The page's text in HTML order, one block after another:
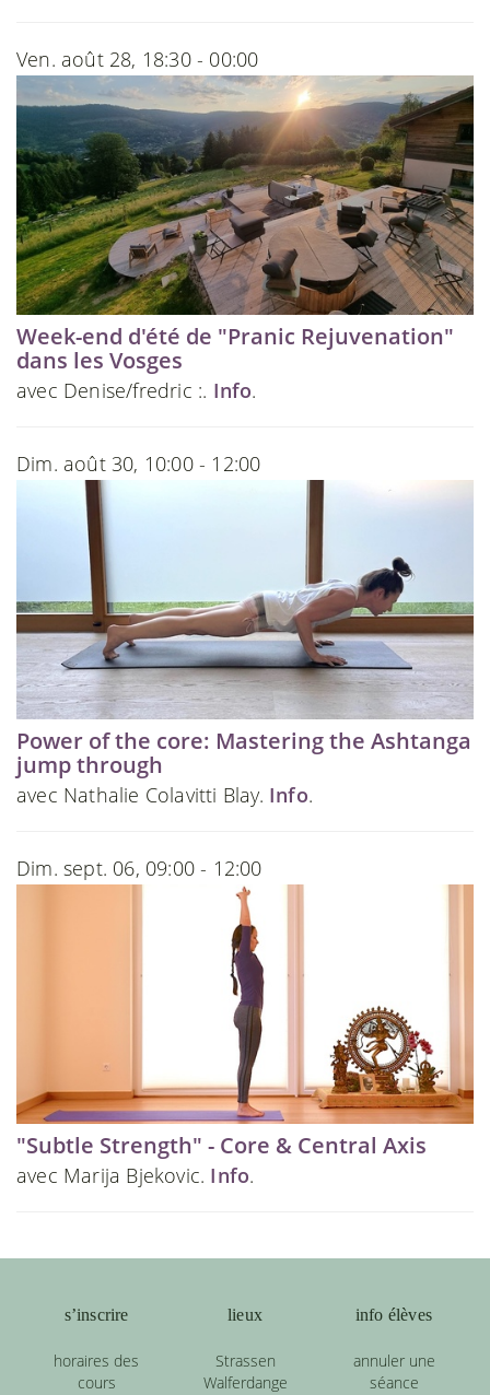
Ven. août 28, 18:30 - 00:00
Week-end d'été de "Pranic Rejuvenation"
dans les Vosges
avec Denise/fredric :. Info.
Dim. août 30, 10:00 - 12:00
Power of the core: Mastering the Ashtanga
jump through
avec Nathalie Colavitti Blay. Info.
Dim. sept. 06, 09:00 - 12:00
"Subtle Strength" - Core & Central Axis
avec Marija Bjekovic. Info.
s’inscrire
horaires des
cours
lieux
Strassen
Walferdange
info élèves
annuler une
séance